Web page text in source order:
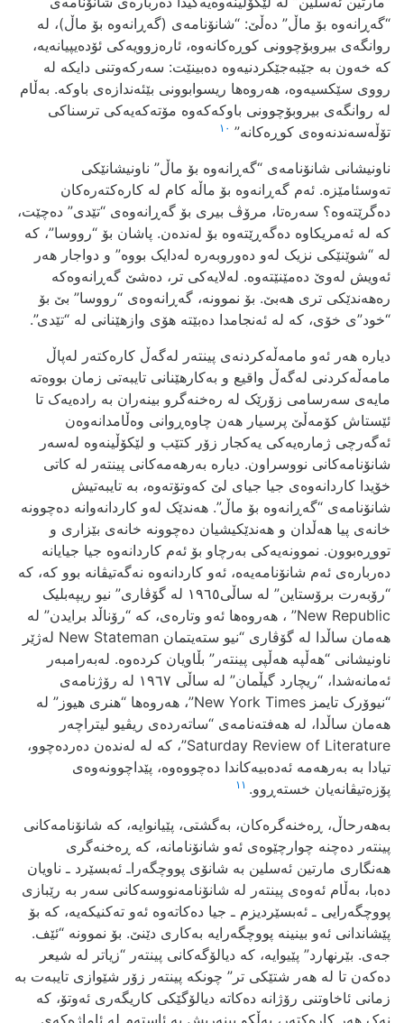
“گه‌ڕانه‌وه‌ بۆ ماڵ” ده‌ڵێ: “شانۆنامه‌ی (گه‌ڕانه‌وه‌ بۆ ماڵ)، له‌
روانگه‌ی بیروبۆچوونی کوڕه‌کانه‌وه‌، ئاره‌زوویه‌کی ئۆده‌یپیانه‌یه‌،
که‌ خه‌ون به‌ جێبه‌جێکردنیه‌وه‌ ده‌بینێت: سه‌رکه‌وتنی دایکه‌‌ له‌
رووی سێکسیه‌وه‌، هه‌روه‌ها ریسوابوونی بێئه‌ندازه‌ی باوکه‌. به‌ڵام
له‌ روانگه‌ی بیروبۆچوونی باوکه‌که‌وه‌ مۆته‌که‌یه‌کی ترسناکی
تۆڵه‌سه‌ندنه‌وه‌ی کوڕه‌کانه‌‌” ١٠
ناونیشانی شانۆنامه‌ی “گه‌ڕانه‌وه‌ بۆ ماڵ” ناونیشانێکی‌
ته‌وسئامێزه‌‌. ئه‌م گه‌ڕانه‌وه‌ بۆ ماڵه‌ کام له‌ کاره‌کته‌ره‌کان
ده‌گرێته‌وه‌؟ سه‌ره‌تا، مرۆڤ بیری بۆ گه‌ڕانه‌وه‌ی “تێدی” ده‌چێت،
که‌ له‌ ئه‌مریکاوه ده‌گه‌ڕێته‌وه‌ بۆ له‌نده‌ن‌. پاشان بۆ “رووسا”، که‌
له‌ “شوێنێکی نزیک له‌و ده‌وروبه‌ره‌ له‌دایک بووه‌” و دواجار هه‌ر
ئه‌ویش له‌وێ ده‌مێنێته‌وه‌. له‌لایه‌کی تر، ده‌شێ گه‌ڕانه‌وه‌که‌
ره‌هه‌ندێکی تری هه‌بێ. بۆ نموونه‌، گه‌ڕانه‌وه‌ی “رووسا” بێ بۆ
“خود”ی خۆی، که‌ له‌ ئه‌نجامدا ده‌بێته‌ هۆی وازهێنانی له‌ “تێدی”.
دیاره‌ هه‌ر ئه‌و مامه‌ڵه‌کردنه‌ی پینته‌ر له‌گه‌ڵ کاره‌کته‌ر له‌پاڵ
مامه‌ڵه‌کردنی له‌گه‌ڵ واقیع و به‌کارهێنانی تایبه‌تی زمان بووه‌ته‌
مایه‌ی سه‌رسامی زۆرێک له‌ ره‌خنه‌گرو بینه‌ران به‌ راده‌یه‌ک تا
ئێستاش کۆمه‌ڵێ پرسیار هه‌ن چاوه‌ڕوانی وه‌ڵامدانه‌وه‌ن
ئه‌گه‌رچی ژماره‌یه‌کی یه‌کجار زۆر کتێب و لێکۆڵینه‌وه‌ له‌سه‌ر
شانۆنامه‌کانی نووسراون. دیاره‌ به‌رهه‌مه‌کانی پینته‌ر له‌ کاتی
خۆیدا کاردانه‌وه‌ی جیا جیای لێ که‌وتۆته‌وه‌، به‌ تایبه‌تیش
شانۆنامه‌ی “گه‌ڕانه‌وه‌ بۆ ماڵ”. هه‌ندێک له‌و کاردانه‌وانه‌ ده‌چوونه‌
خانه‌ی پیا هه‌ڵدان و هه‌ندێکیشیان ده‌چوونه‌ خانه‌ی بێزاری و
تووڕه‌بوون. نموونه‌یه‌کی به‌رچاو بۆ ئه‌م کاردانه‌وه‌ جیا جیایانه‌
ده‌رباره‌ی ئه‌م شانۆنامه‌یه‌ه‌، ئه‌و کاردانه‌وه‌ نه‌گه‌تیڤانه‌ بوو که، که‌
“رۆبه‌رت برۆستاین” له‌ ساڵی١٩٦٥ له‌ گۆڤاری” نیو ریپه‌بلیک
New Republic” ، هه‌روه‌ها ئه‌و وتاره‌ی، که‌ “رۆناڵد برایدن” له‌
هه‌مان ساڵدا له‌ گۆڤاری “نیو سته‌یتمان New Stateman له‌ژێر
ناونیشانی “هه‌ڵپه‌ هه‌ڵپی پینته‌ر” بڵاویان کرده‌وه‌. له‌به‌رامبه‌ر
ئه‌مانه‌شدا، “ریچارد گیڵمان” له‌ ساڵی ١٩٦٧ له‌ رۆژنامه‌ی
“نیوۆرک تایمز New York Times”، هه‌روه‌ها “هنری هیوز” له
هه‌مان ساڵدا، له‌‌ هه‌فته‌نامه‌ی “ساته‌رده‌ی ریڤیو لیتراچه‌ر
Saturday Review of Literature”، که‌ له‌ له‌نده‌ن ده‌رده‌چوو،
تیادا به‌ به‌رهه‌مه‌ ئه‌ده‌بیه‌کاندا ده‌چووه‌وه‌، پێداچوونه‌وه‌ی‌
پۆزه‌تیڤانه‌یان خسته‌ڕوو. ١١
به‌هه‌رحاڵ، ڕه‌خنه‌گره‌کان، به‌گشتی، پێیانوایه‌، که‌ شانۆنامه‌کانی
پینته‌ر ده‌چنه‌ چوارچێوه‌ی ئه‌و شانۆنامانه‌، که‌ ڕه‌خنه‌گری
هه‌نگاری مارتین ئه‌سلین به‌ شانۆی پووچگه‌راـ ئه‌بسێرد ـ ناویان
ده‌با، به‌ڵام ئه‌وه‌ی پینته‌ر له‌ شانۆنامه‌نووسه‌کانی سه‌ر به‌ رێبازی
پووچگه‌رایی ـ ئه‌بسێردیزم ـ جیا ده‌کاته‌وه‌ ئه‌و ته‌کنیکه‌یه، که‌‌ بۆ
پێشاندانی ئه‌و بینینه‌ پووچگه‌رایه‌‌ به‌کاری دێنێ. بۆ نموونه‌ “ئێف.
جه‌ی. بێرنهارد” پێیوایه‌، که‌ دیالۆگه‌کانی پینته‌ر “زیاتر له‌ شیعر
ده‌که‌ن تا له‌ هه‌ر شتێکی تر” چونکه‌ پینته‌ر زۆر شێوازی تایبه‌ت به‌
زمانی ئاخاوتنی رۆژانه‌ ده‌کاته‌ دیالۆگێکی کاریگه‌ری ئه‌وتۆ، که‌
نه‌ک هه‌ر کاره‌کته‌ر، به‌ڵکو بینه‌ریش به‌ ئاسته‌م له‌ ئاماژه‌که‌ی